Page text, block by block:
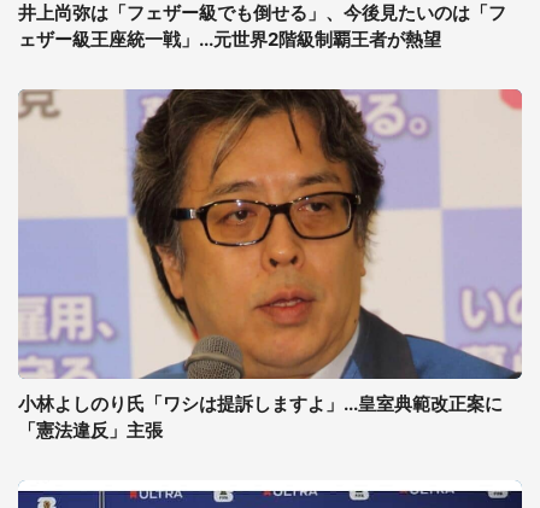
井上尚弥は「フェザー級でも倒せる」、今後見たいのは「フ
ェザー級王座統一戦」...元世界2階級制覇王者が熱望
小林よしのり氏「ワシは提訴しますよ」...皇室典範改正案に
「憲法違反」主張